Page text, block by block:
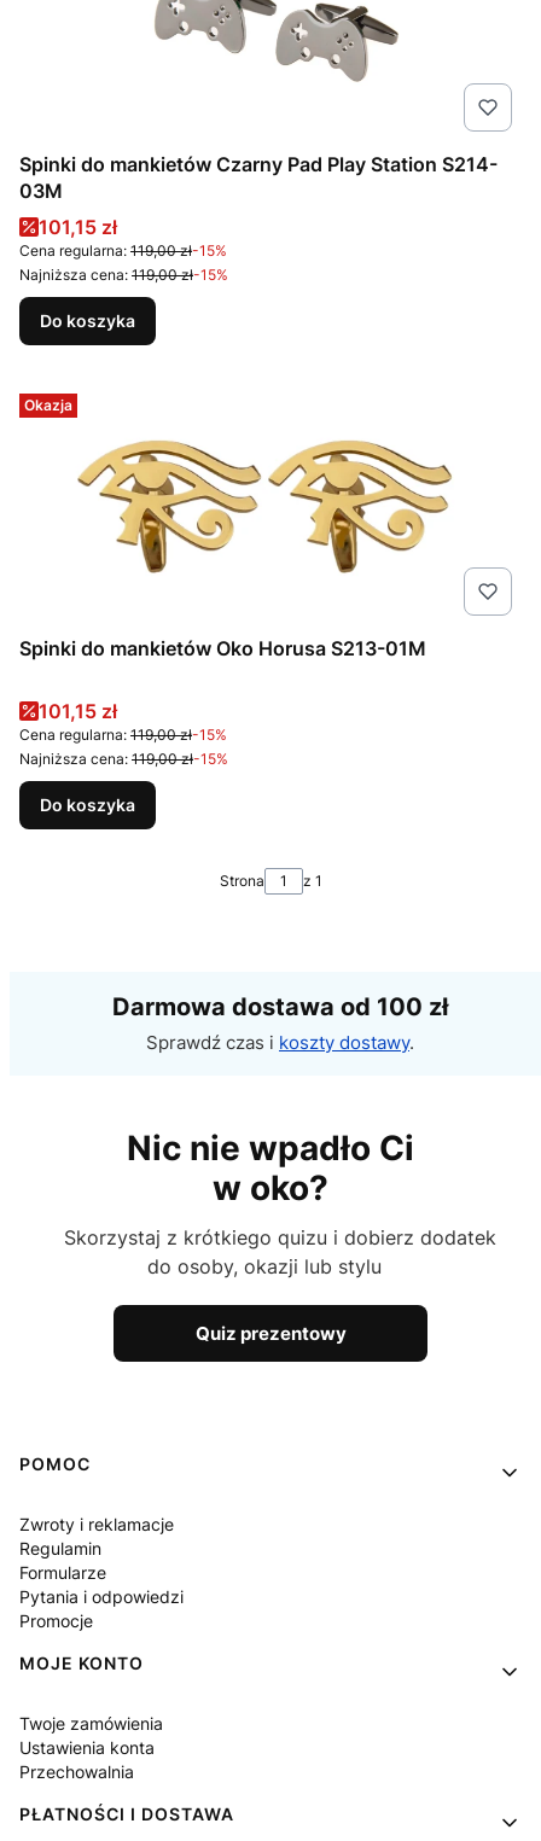
Spinki do mankietów Czarny Pad Play Station S214-
03M
Cena promocyjna
101,15 zł
Cena regularna: 119,00 zł-15%
Najniższa cena: 119,00 zł-15%
Do koszyka
Okazja
Spinki do mankietów Oko Horusa S213-01M
Cena promocyjna
101,15 zł
Cena regularna: 119,00 zł-15%
Najniższa cena: 119,00 zł-15%
Do koszyka
Strona z 1
Darmowa dostawa od 100 zł
Sprawdź czas i koszty dostawy.
Nic nie wpadło Ci
w oko?
Skorzystaj z krótkiego quizu i dobierz dodatek
do osoby, okazji lub stylu
Quiz prezentowy
Linki w stopce
POMOC
Zwroty i reklamacje
Regulamin
Formularze
Pytania i odpowiedzi
Promocje
MOJE KONTO
Twoje zamówienia
Ustawienia konta
Przechowalnia
PŁATNOŚCI I DOSTAWA